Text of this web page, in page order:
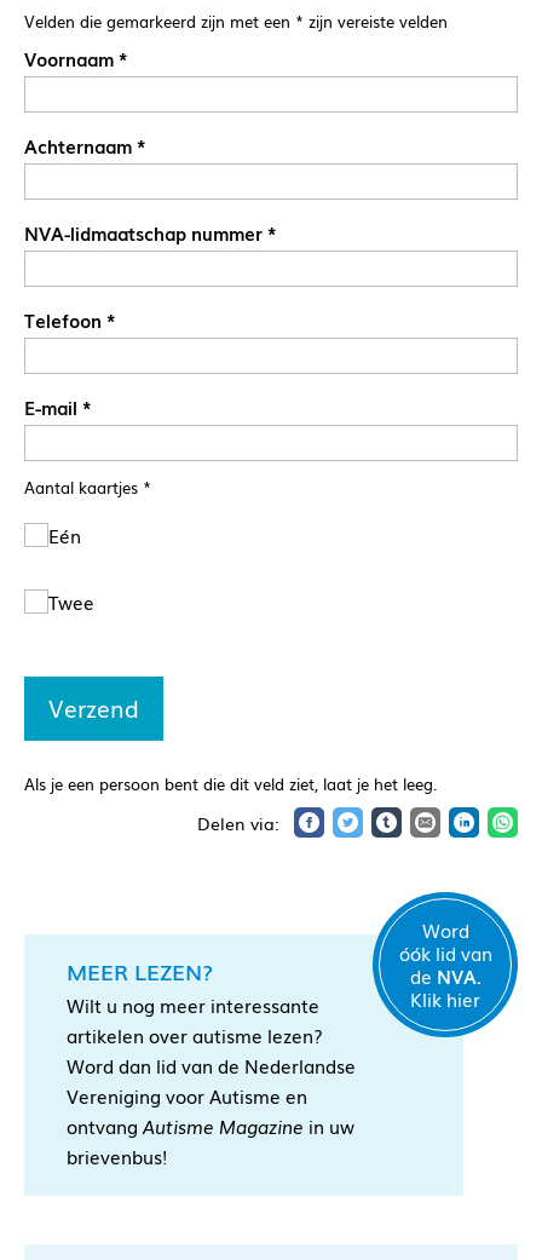
Velden die gemarkeerd zijn met een * zijn vereiste velden
Voornaam*
Achternaam*
NVA-lidmaatschap nummer*
Telefoon *
E-mail *
Aantal kaartjes *
Eén
Twee
Als je een persoon bent die dit veld ziet, laat je het leeg.
MEER LEZEN?
Wilt u nog meer interessante
artikelen over autisme lezen?
Word dan lid van de Nederlandse
Vereniging voor Autisme en
ontvang Autisme Magazine in uw
brievenbus!
Word
óók lid van
de NVA.
Klik hier